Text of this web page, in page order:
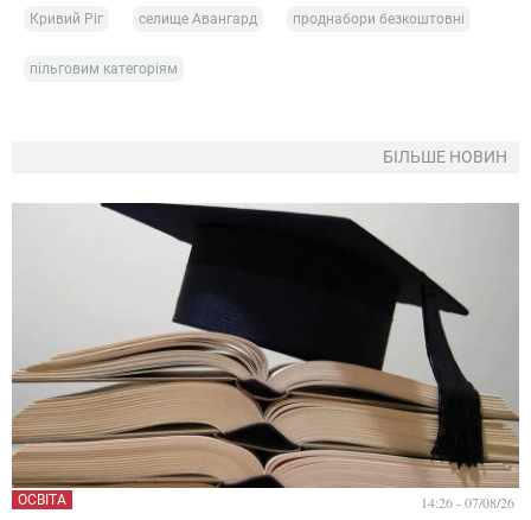
Кривий Ріг селище Авангард проднабори безкоштовні
пільговим категоріям
БІЛЬШЕ НОВИН
ОСВІТА 14:26 - 07/08/26